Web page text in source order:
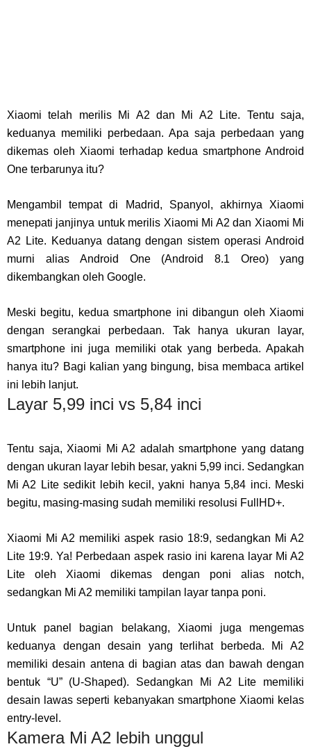
Xiaomi telah merilis Mi A2 dan Mi A2 Lite. Tentu saja,
keduanya memiliki perbedaan. Apa saja perbedaan yang
dikemas oleh Xiaomi terhadap kedua smartphone Android
One terbarunya itu?
Mengambil tempat di Madrid, Spanyol, akhirnya Xiaomi
menepati janjinya untuk merilis Xiaomi Mi A2 dan Xiaomi Mi
A2 Lite. Keduanya datang dengan sistem operasi Android
murni alias Android One (Android 8.1 Oreo) yang
dikembangkan oleh Google.
Meski begitu, kedua smartphone ini dibangun oleh Xiaomi
dengan serangkai perbedaan. Tak hanya ukuran layar,
smartphone ini juga memiliki otak yang berbeda. Apakah
hanya itu? Bagi kalian yang bingung, bisa membaca artikel
ini lebih lanjut.
Layar 5,99 inci vs 5,84 inci
Tentu saja, Xiaomi Mi A2 adalah smartphone yang datang
dengan ukuran layar lebih besar, yakni 5,99 inci. Sedangkan
Mi A2 Lite sedikit lebih kecil, yakni hanya 5,84 inci. Meski
begitu, masing-masing sudah memiliki resolusi FullHD+.
Xiaomi Mi A2 memiliki aspek rasio 18:9, sedangkan Mi A2
Lite 19:9. Ya! Perbedaan aspek rasio ini karena layar Mi A2
Lite oleh Xiaomi dikemas dengan poni alias notch,
sedangkan Mi A2 memiliki tampilan layar tanpa poni.
Untuk panel bagian belakang, Xiaomi juga mengemas
keduanya dengan desain yang terlihat berbeda. Mi A2
memiliki desain antena di bagian atas dan bawah dengan
bentuk “U” (U-Shaped). Sedangkan Mi A2 Lite memiliki
desain lawas seperti kebanyakan smartphone Xiaomi kelas
entry-level.
Kamera Mi A2 lebih unggul